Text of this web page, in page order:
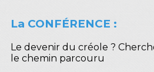
La CONFÉRENCE :
Le devenir du créole ?
le chemin parcouru